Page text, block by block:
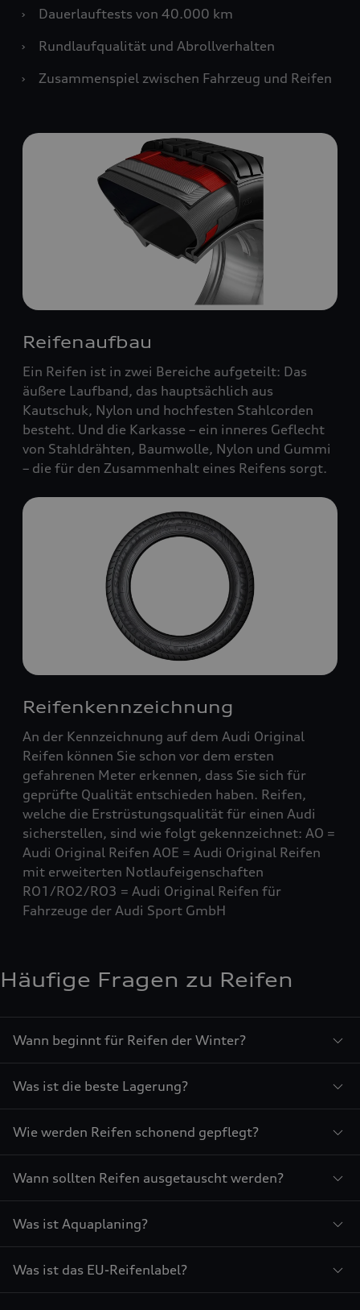
›
Dauerlauftests von 40.000 km
›
Rundlaufqualität und Abrollverhalten
›
Zusammenspiel zwischen Fahrzeug und Reifen
Reifenaufbau
Ein Reifen ist in zwei Bereiche aufgeteilt: Das
äußere Laufband, das hauptsächlich aus
Kautschuk, Nylon und hochfesten Stahlcorden
besteht. Und die Karkasse – ein inneres Geflecht
von Stahldrähten, Baumwolle, Nylon und Gummi
– die für den Zusammenhalt eines Reifens sorgt.
Reifenkennzeichnung
An der Kennzeichnung auf dem Audi Original
Reifen können Sie schon vor dem ersten
gefahrenen Meter erkennen, dass Sie sich für
geprüfte Qualität entschieden haben. Reifen,
welche die Erstrüstungsqualität für einen Audi
sicherstellen, sind wie folgt gekennzeichnet: AO =
Audi Original Reifen AOE = Audi Original Reifen
mit erweiterten Notlaufeigenschaften
RO1/RO2/RO3 = Audi Original Reifen für
Fahrzeuge der Audi Sport GmbH
Häufige Fragen zu Reifen
Wann beginnt für Reifen der Winter?
Was ist die beste Lagerung?
Wie werden Reifen schonend gepflegt?
Wann sollten Reifen ausgetauscht werden?
Was ist Aquaplaning?
Was ist das EU-Reifenlabel?